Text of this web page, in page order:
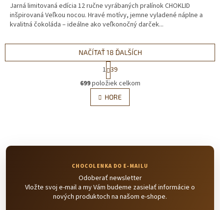
Jarná limitovaná edícia 12 ručne vyrábaných pralínok CHOKLID
inšpirovaná Veľkou nocou. Hravé motívy, jemne vyladené náplne a
kvalitná čokoláda – ideálne ako veľkonočný darček...
O
v
l
á
i
p
r
v
k
y
NAČÍTAŤ 18 ĎALŠÍCH
S
t
r
á
n
k
i
1 39
699položiek celkom
HORE
Odoberať newsletter
Vložte svoj e-mail a my Vám budeme zasielať informácie o
nových produktoch na našom e-shope.